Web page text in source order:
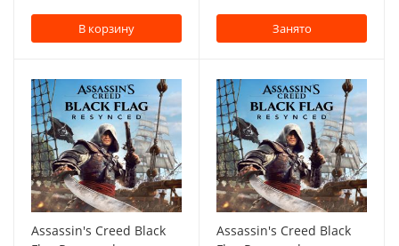
В корзину Занято
Assassin's Creed Black
Assassin's Creed Black